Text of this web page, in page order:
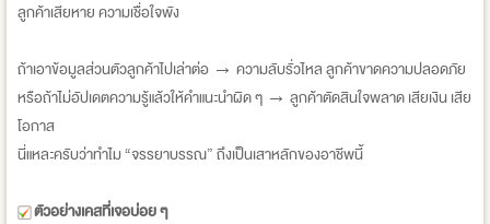
ลูกค้าเสียหาย ความเชื่อใจพัง
ถ้าเอาข้อมูลส่วนตัวลูกค้าไปเล่าต่อ → ความลับรั่วไหล ลูกค้าขาดความปลอดภัย
หรือถ้าไม่อัปเดตความรู้แล้วให้คำแนะนำผิด ๆ → ลูกค้าตัดสินใจพลาด เสียเงิน เสีย
โอกาส
นี่แหละครับว่าทำไม “จรรยาบรรณ” ถึงเป็นเสาหลักของอาชีพนี้
ตัวอย่างเคสที่เจอบ่อย ๆ